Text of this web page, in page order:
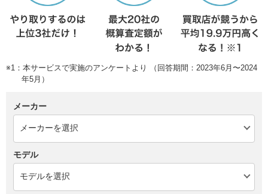
※1：本サービスで実施のアンケートより （回答期間：2023年6月〜2024
年5月）
メーカー
モデル